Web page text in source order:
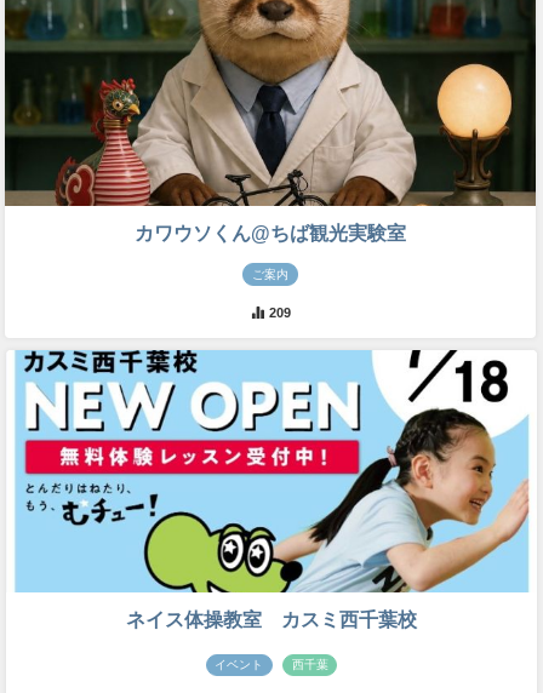
カワウソくん@ちば観光実験室
ご案内
209
ネイス体操教室 カスミ西千葉校
イベント 西千葉